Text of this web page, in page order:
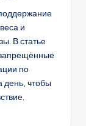
и
В статье
по
чтобы